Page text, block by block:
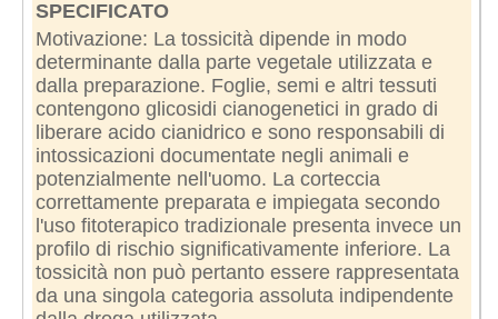
SPECIFICATO
Motivazione: La tossicità dipende in modo
determinante dalla parte vegetale utilizzata e
dalla preparazione. Foglie, semi e altri tessuti
contengono glicosidi cianogenetici in grado di
liberare acido cianidrico e sono responsabili di
intossicazioni documentate negli animali e
potenzialmente nell'uomo. La corteccia
correttamente preparata e impiegata secondo
l'uso fitoterapico tradizionale presenta invece un
profilo di rischio significativamente inferiore. La
tossicità non può pertanto essere rappresentata
da una singola categoria assoluta indipendente